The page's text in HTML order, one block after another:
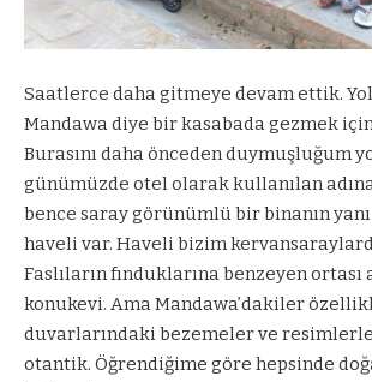
Saatlerce daha gitmeye devam ettik.
Mandawa diye bir kasabada gezmek
Burasını daha önceden duymuşluğum
günümüzde otel olarak kullanılan
bence saray görünümlü bir binanın yanı
haveli var. Haveli bizim
Faslıların fınduklarına benzeyen
konukevi. Ama Mandawa’dakiler
duvarlarındaki bezemeler ve
otantik. Öğrendiğime göre hepsinde